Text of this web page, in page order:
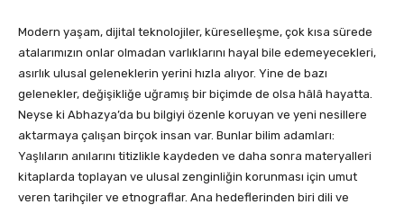
Modern yaşam, dijital teknolojiler, küreselleşme, çok kısa sürede
atalarımızın onlar olmadan varlıklarını hayal bile edemeyecekleri,
asırlık ulusal geleneklerin yerini hızla alıyor. Yine de bazı
gelenekler, değişikliğe uğramış bir biçimde de olsa hâlâ hayatta.
Neyse ki Abhazya’da bu bilgiyi özenle koruyan ve yeni nesillere
aktarmaya çalışan birçok insan var. Bunlar bilim adamları:
Yaşlıların anılarını titizlikle kaydeden ve daha sonra materyalleri
kitaplarda toplayan ve ulusal zenginliğin korunması için umut
veren tarihçiler ve etnograflar. Ana hedeflerinden biri dili ve